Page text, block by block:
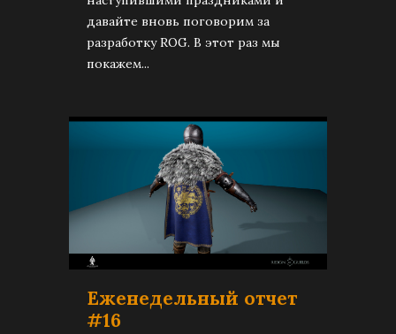
давайте вновь поговорим за
разработку ROG. В этот раз мы
покажем...
Еженедельный отчет
#16